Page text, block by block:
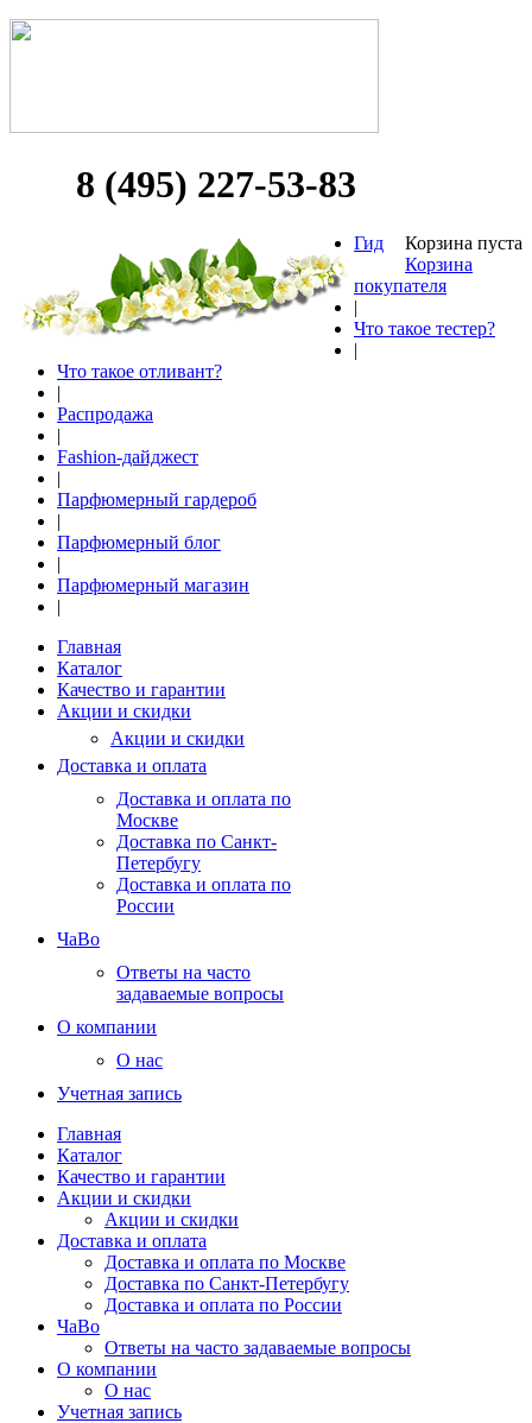
8 (495) 227-53-83
Корзина пуста
Корзина
Гид
покупателя
|
Что такое тестер?
|
Что такое отливант?
|
Распродажа
|
Fashion-дайджест
|
Парфюмерный гардероб
|
Парфюмерный блог
|
Парфюмерный магазин
|
Главная
Каталог
Качество и гарантии
Акции и скидки
Акции и скидки
Доставка и оплата
Доставка и оплата по
Москве
Доставка по Санкт-
Петербугу
Доставка и оплата по
России
ЧаВо
Ответы на часто
задаваемые вопросы
О компании
О нас
Учетная запись
Главная
Каталог
Качество и гарантии
Акции и скидки
Акции и скидки
Доставка и оплата
Доставка и оплата по Москве
Доставка по Санкт-Петербугу
Доставка и оплата по России
ЧаВо
Ответы на часто задаваемые вопросы
О компании
О нас
Учетная запись